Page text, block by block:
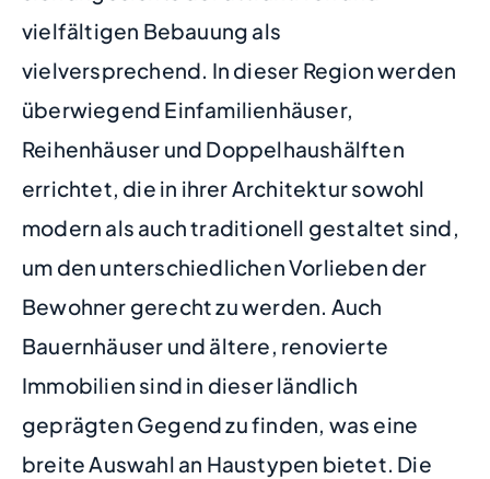
vielfältigen Bebauung als
vielversprechend. In dieser Region werden
überwiegend Einfamilienhäuser,
Reihenhäuser und Doppelhaushälften
errichtet, die in ihrer Architektur sowohl
modern als auch traditionell gestaltet sind,
um den unterschiedlichen Vorlieben der
Bewohner gerecht zu werden. Auch
Bauernhäuser und ältere, renovierte
Immobilien sind in dieser ländlich
geprägten Gegend zu finden, was eine
breite Auswahl an Haustypen bietet. Die